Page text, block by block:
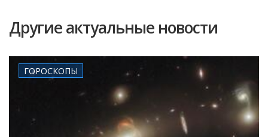
Другие актуальные новости
ГОРОСКОПЫ